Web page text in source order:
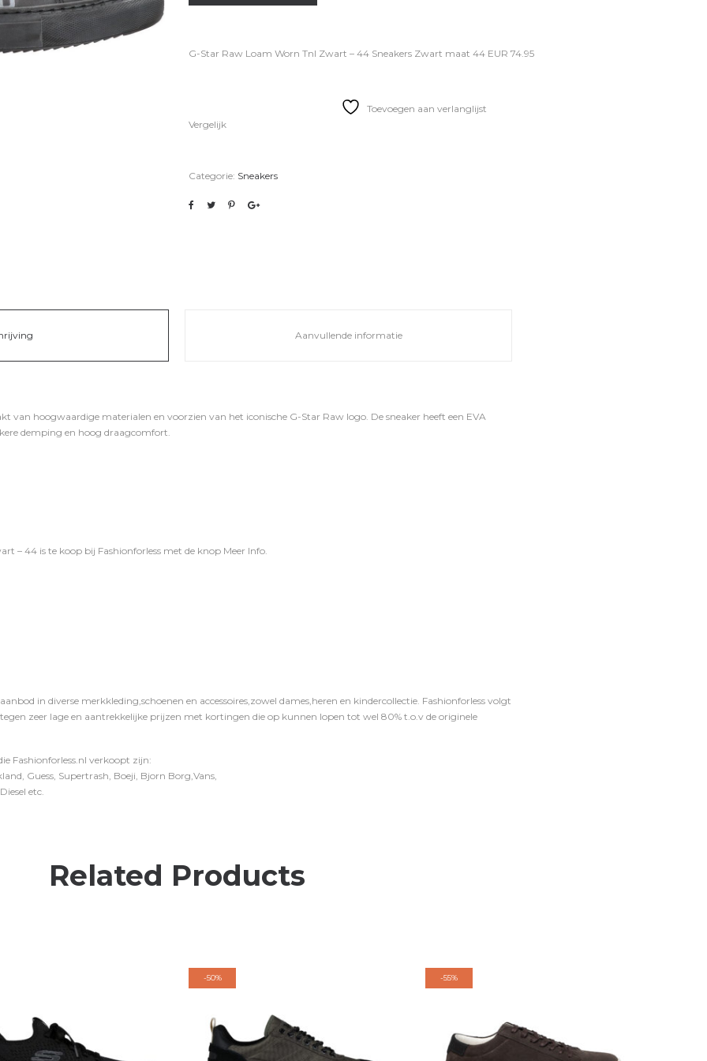
G-Star Raw Loam Worn Tnl Zwart – 44 Sneakers Zwart maat 44 EUR 74.95
Toevoegen aan verlanglijst
Vergelijk
Categorie: Sneakers
Aanvullende informatie
van hoogwaardige materialen en voorzien van het iconische G-Star Raw logo. De sneaker heeft een EVA
demping en hoog draagcomfort.
– 44 is te koop bij Fashionforless met de knop Meer Info.
in diverse merkkleding,schoenen en accessoires,zowel dames,heren en kindercollectie. Fashionforless volgt
zeer lage en aantrekkelijke prijzen met kortingen die op kunnen lopen tot wel 80% t.o.v de originele
Fashionforless.nl verkoopt zijn:
Guess, Supertrash, Boeji, Bjorn Borg,Vans,
etc.
Related Products
-50% -55%